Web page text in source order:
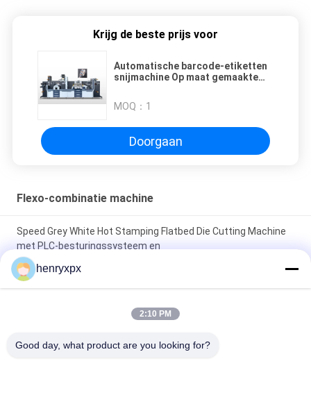
Krijg de beste prijs voor
Automatische barcode-etiketten
snijmachine Op maat gemaakte
MOQ： 1
Doorgaan
Flexo-combinatie machine
Speed Grey White Hot Stamping Flatbed Die Cutting Machine
met PLC-besturingssysteem en
veiligheidsbeschermingssysteem
Elektrische roterende snijmachine Hoogvermogen
snijmachine 7,5 kW Vermogen
snijgereedschap
henryxpx
2:10 PM
Good day, what product are you looking for?